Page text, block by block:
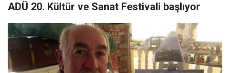
ADÜ 20. Kültür ve Sanat Festivali başlıyor